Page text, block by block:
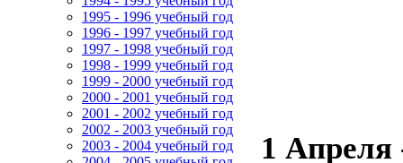
1995 - 1996 учебный год
1996 - 1997 учебный год
1997 - 1998 учебный год
1998 - 1999 учебный год
1999 - 2000 учебный год
2000 - 2001 учебный год
2001 - 2002 учебный год
2002 - 2003 учебный год
2003 - 2004 учебный год
1 Апреля